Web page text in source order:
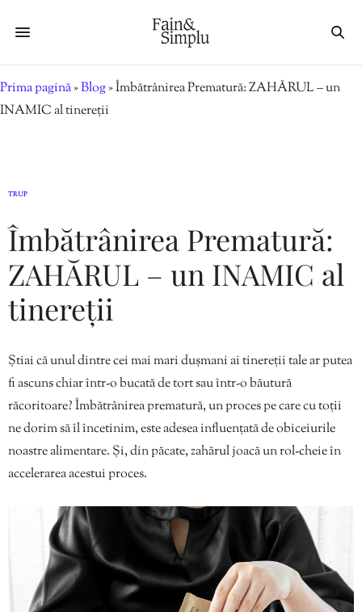
Prima pagină»Blog»Îmbătrânirea Prematură: ZAHĂRUL – un
INAMIC al tinereții
TRUP
Îmbătrânirea Prematură:
ZAHĂRUL – un INAMIC al
tinereții
Știai că unul dintre cei mai mari dușmani ai tinereții tale ar putea
fi ascuns chiar într-o bucată de tort sau într-o băutură
răcoritoare? Îmbătrânirea prematură, un proces pe care cu toții
ne dorim să îl încetinim, este adesea influențată de obiceiurile
noastre alimentare. Și, din păcate, zahărul joacă un rol-cheie în
accelerarea acestui proces.